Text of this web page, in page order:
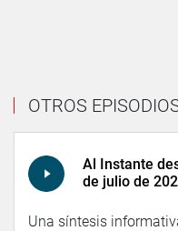
OTROS
Al Instante
de julio de
Una síntesis